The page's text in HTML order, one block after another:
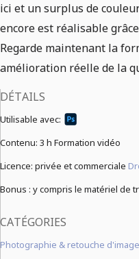
ici et un surplus de
encore est réalisable
Regarde maintenant la
amélioration réelle de la
DÉTAILS
Utilisable avec:
Contenu: 3 h Formation vidéo
Licence: privée et commerciale
Bonus : y compris le matériel de
CATÉGORIES
Photographie & retouche